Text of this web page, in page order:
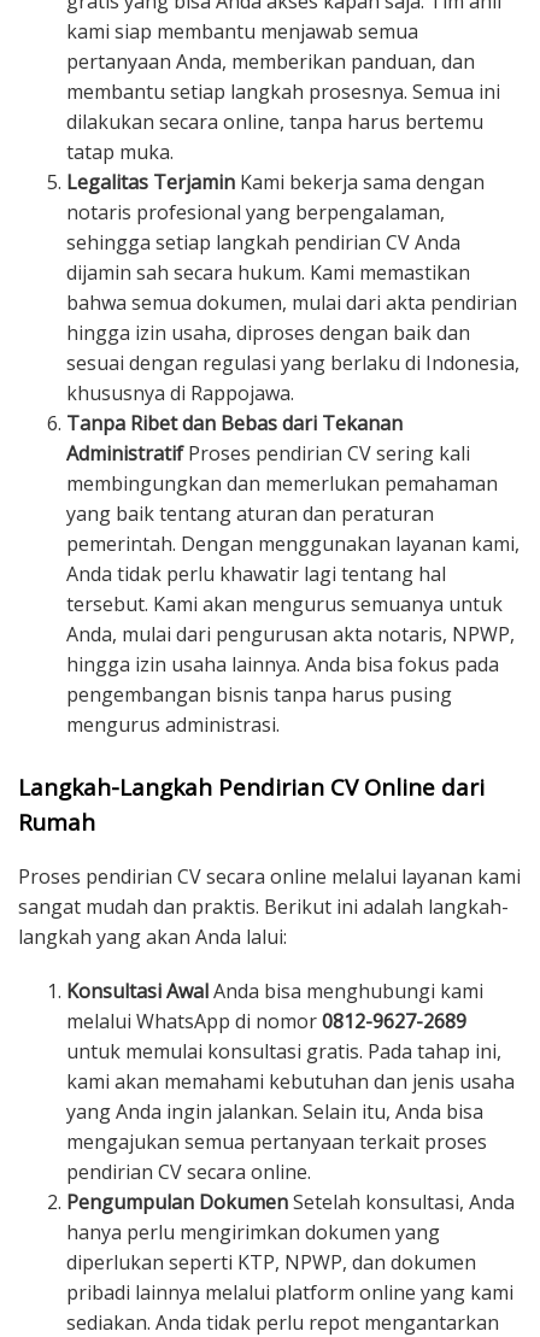
kami siap membantu menjawab semua
pertanyaan Anda, memberikan panduan, dan
membantu setiap langkah prosesnya. Semua ini
dilakukan secara online, tanpa harus bertemu
tatap muka.
Legalitas Terjamin Kami bekerja sama dengan
notaris profesional yang berpengalaman,
sehingga setiap langkah pendirian CV Anda
dijamin sah secara hukum. Kami memastikan
bahwa semua dokumen, mulai dari akta pendirian
hingga izin usaha, diproses dengan baik dan
sesuai dengan regulasi yang berlaku di Indonesia,
khususnya di Rappojawa.
Tanpa Ribet dan Bebas dari Tekanan
AdministratifProses pendirian CV sering kali
membingungkan dan memerlukan pemahaman
yang baik tentang aturan dan peraturan
pemerintah. Dengan menggunakan layanan kami,
Anda tidak perlu khawatir lagi tentang hal
tersebut. Kami akan mengurus semuanya untuk
Anda, mulai dari pengurusan akta notaris, NPWP,
hingga izin usaha lainnya. Anda bisa fokus pada
pengembangan bisnis tanpa harus pusing
mengurus administrasi.
Langkah-Langkah Pendirian CV Online dari
Rumah
Proses pendirian CV secara online melalui layanan kami
sangat mudah dan praktis. Berikut ini adalah langkah-
langkah yang akan Anda lalui:
Konsultasi AwalAnda bisa menghubungi kami
melalui WhatsApp di nomor0812-9627-2689
untuk memulai konsultasi gratis. Pada tahap ini,
kami akan memahami kebutuhan dan jenis usaha
yang Anda ingin jalankan. Selain itu, Anda bisa
mengajukan semua pertanyaan terkait proses
pendirian CV secara online.
Pengumpulan DokumenSetelah konsultasi, Anda
hanya perlu mengirimkan dokumen yang
diperlukan seperti KTP, NPWP, dan dokumen
pribadi lainnya melalui platform online yang kami
sediakan. Anda tidak perlu repot mengantarkan